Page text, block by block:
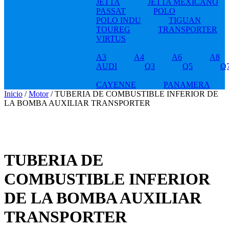
JETTA
JETTA MEXICANO
PASSAT
POLO
POLO INDU
TIGUAN
TOUREG
TRANSPORTER
VIRTUS
A3 A4 A6
A8
AUDI
Q3 Q5
CAYENNE
PANAMERA
Inicio /Motor/ TUBERIA DE COMBUSTIBLE INFERIOR DE
LA BOMBA AUXILIAR TRANSPORTER
TUBERIA DE
COMBUSTIBLE INFERIOR
DE LA BOMBA AUXILIAR
TRANSPORTER